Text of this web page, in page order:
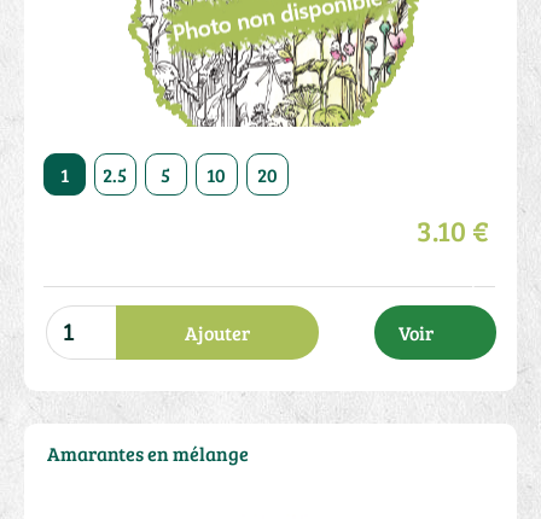
1 2.5 5 10 20
3.10 €
Ajouter Voir
Amarantes en mélange